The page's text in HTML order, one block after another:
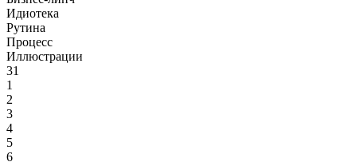
Идиотека
Рутина
Процесс
Иллюстрации
31
1
2
3
4
5
6